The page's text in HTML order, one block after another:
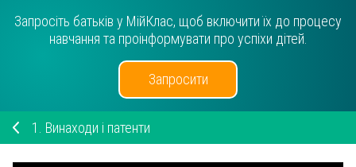
Запросіть батьків у МійКлас, щоб включити їх до процесу
навчання та проінформувати про успіхи дітей.
Запросити
1. Винаходи і патенти